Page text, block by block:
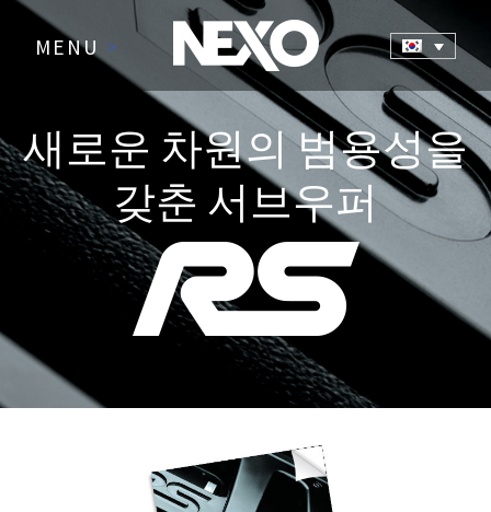
MENU >
새로운 차원의 범용성을
갖춘 서브우퍼